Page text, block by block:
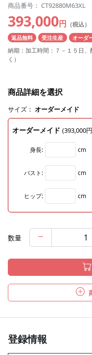
商品番号： CT92880M63XL
393,000円 （税込）
返品無料 受注生産 オーダ
納期：加工時間：７－１５日
く）
商品詳細を選択
サイズ： オーダーメイド
オーダーメイド (393,000
身長: cm
バスト: cm
ヒップ: cm
数量
登録情報